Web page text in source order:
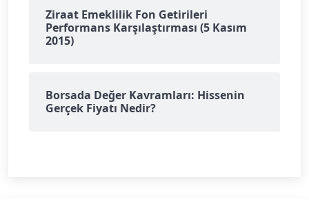
Ziraat Emeklilik Fon Getirileri
Performans Karşılaştırması (5 Kasım
2015)
Borsada Değer Kavramları: Hissenin
Gerçek Fiyatı Nedir?